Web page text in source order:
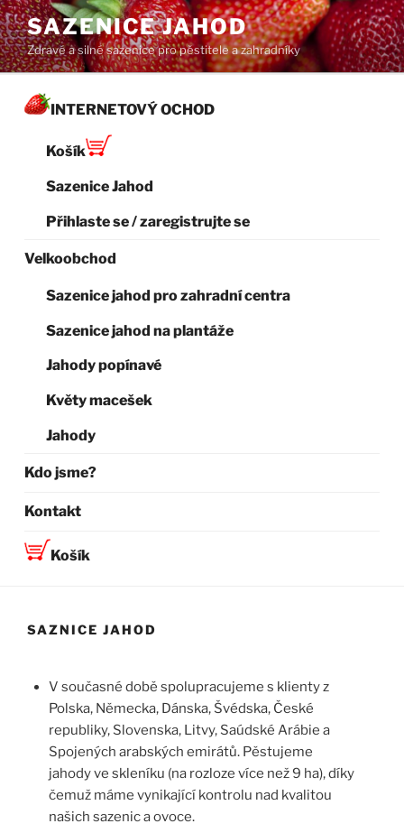
Přejít
k
obsahu
webu
SAZENICE JAHOD
Zdravé a silné sazenice pro pěstitele a zahradníky
INTERNETOVÝ OCHOD
Košík
Sazenice Jahod
Přihlaste se / zaregistrujte se
Velkoobchod
Sazenice jahod pro zahradní centra
Sazenice jahod na plantáže
Jahody popínavé
Květy macešek
Jahody
Kdo jsme?
Kontakt
Košík
SAZNICE JAHOD
V současné době spolupracujeme s klienty z
Polska, Německa, Dánska, Švédska, České
republiky, Slovenska, Litvy, Saúdské Arábie a
Spojených arabských emirátů. Pěstujeme
jahody ve skleníku (na rozloze více než 9 ha), díky
čemuž máme vynikající kontrolu nad kvalitou
našich sazenic a ovoce.